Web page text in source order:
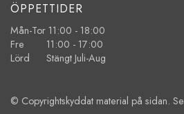
ÖPPETTIDER
Mån-Tor 11:00 - 18:00
Fre 11:00 - 17:00
Lörd Stängt Juli-Aug
© Copyrightskyddat material på sidan. Se